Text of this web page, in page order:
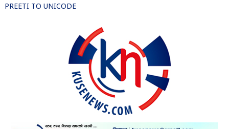
PREETI TO UNICODE